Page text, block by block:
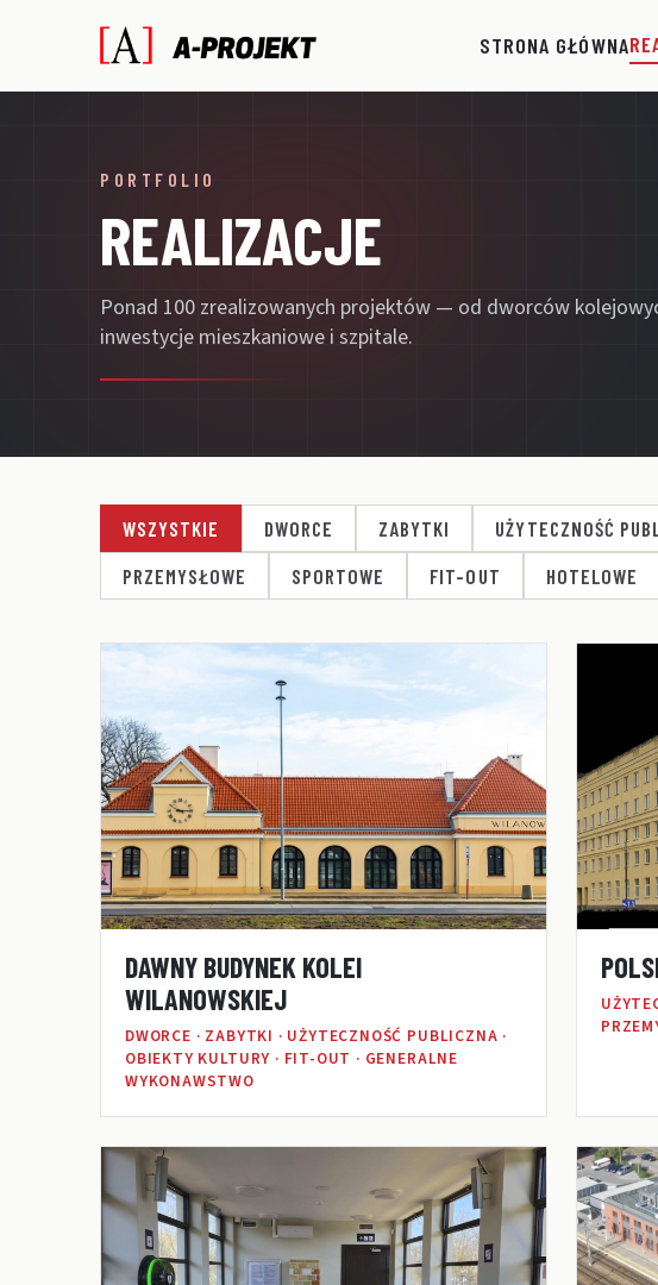
STRONA GŁÓWNA
PORTFOLIO
REALIZACJE
Ponad 100 zrealizowanych projektów — od dworców
inwestycje mieszkaniowe i szpitale.
WSZYSTKIE DWORCE ZABYTKI UŻYTECZNOŚĆ
PRZEMYSŁOWE
SPORTOWE FIT-OUT HOTELOWE
DAWNY BUDYNEK KOLEI
WILANOWSKIEJ
DWORCE · ZABYTKI · UŻYTECZNOŚĆ PUBLICZNA ·
OBIEKTY KULTURY · FIT-OUT · GENERALNE
WYKONAWSTWO